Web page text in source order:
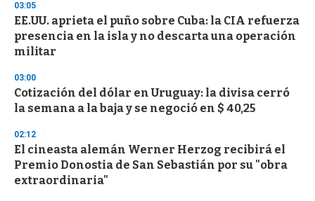
d
s
o
f
3
s
e
c
o
d
s
03:05
EE.UU. aprieta el puño sobre Cuba: la CIA refuerza
presencia en la isla y no descarta una operación
militar
03:00
Cotización del dólar en Uruguay: la divisa cerró
la semana a la baja y se negoció en $ 40,25
02:12
El cineasta alemán Werner Herzog recibirá el
Premio Donostia de San Sebastián por su "obra
extraordinaria"